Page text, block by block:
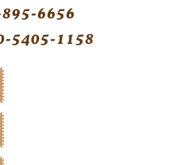
6656
5405-1158